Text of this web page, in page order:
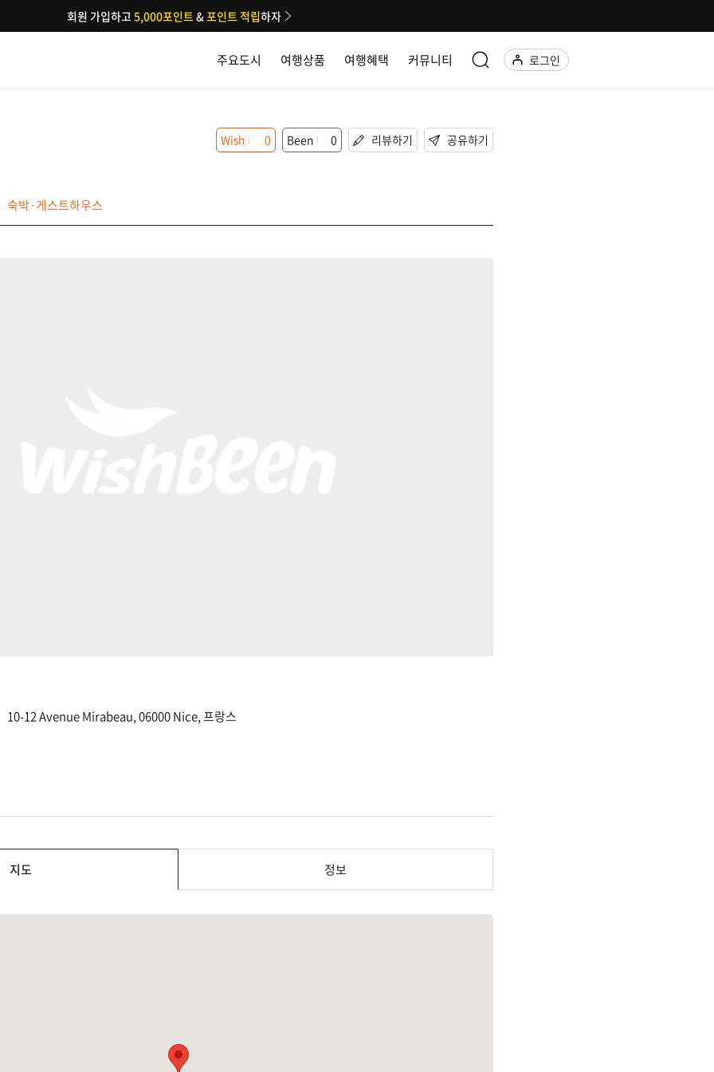
주요도시 여행상품 여행혜택 커뮤니티 로그인
회원 가입하고5,000포인트&포인트 적립하자
숙박·게스트하우스
Wish 0 Been 0 리뷰하기 공유하기
10-12 Avenue Mirabeau, 06000 Nice, 프랑스
지도 정보